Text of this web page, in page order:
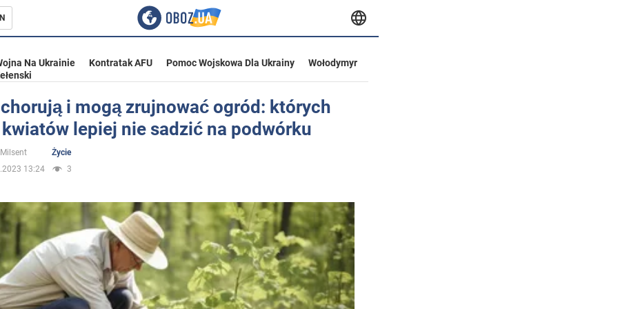
Ukrainie
Na Ukrainie Kontratak AFU Pomoc Wojskowa Dla Ukrainy
Wołodymyr
i mogą zrujnować ogród: których
lepiej nie sadzić na podwórku
Życie
13:24
3